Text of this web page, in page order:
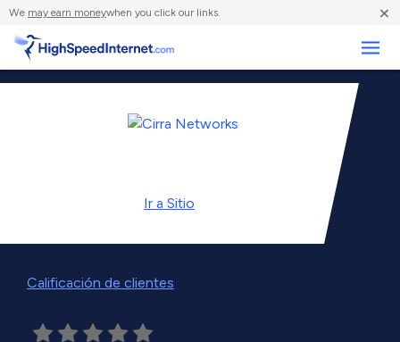
We may earn moneywhen you click our links. ×
Ir a Sitio
Calificación de clientes